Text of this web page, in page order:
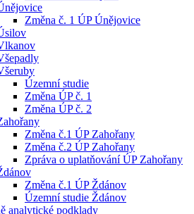
Změna č. 1 ÚP Únějovice
Územní studie
Změna ÚP č. 1
Změna ÚP č. 2
Změna č.1 ÚP Zahořany
Změna č.2 ÚP Zahořany
Zpráva o uplatňování ÚP Zahořany
Změna č.1 ÚP Ždánov
Územní studie Ždánov
analytické podklady